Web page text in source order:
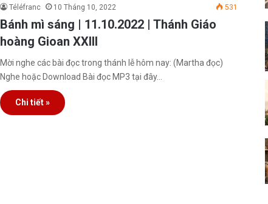
Téléfranc 10 Tháng 10, 2022 531
Bánh mì sáng | 11.10.2022 | Thánh Giáo
hoàng Gioan XXIII
Mời nghe các bài đọc trong thánh lễ hôm nay: (Martha đọc)
Nghe hoặc Download Bài đọc MP3 tại đây…
Chi tiết »